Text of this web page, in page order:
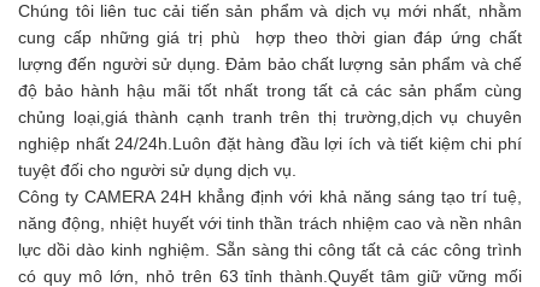
Chúng tôi liên tuc cải tiến sản phẩm và dịch vụ mới nhất, nhằm
cung cấp những giá trị phù hợp theo thời gian đáp ứng chất
lượng đến người sử dụng. Đảm bảo chất lượng sản phẩm và chế
độ bảo hành hậu mãi tốt nhất trong tất cả các sản phẩm cùng
chủng loại,giá thành cạnh tranh trên thị trường,dịch vụ chuyên
nghiệp nhất 24/24h.Luôn đặt hàng đầu lợi ích và tiết kiệm chi phí
tuyệt đối cho người sử dụng dịch vụ.
Công ty CAMERA 24H khẳng định với khả năng sáng tạo trí tuệ,
năng động, nhiệt huyết với tinh thần trách nhiệm cao và nền nhân
lực dồi dào kinh nghiệm. Sẵn sàng thi công tất cả các công trình
có quy mô lớn, nhỏ trên 63 tỉnh thành.Quyết tâm giữ vững mối